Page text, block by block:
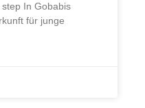
In Gobabis
für junge